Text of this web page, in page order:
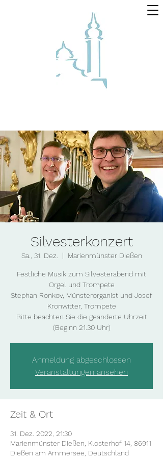
Silvesterkonzert
Sa., 31. Dez.
  |
Marienmünster Dießen
Festliche Musik zum Silvesterabend mit
Orgel und Trompete
Stephan Ronkov, Münsterorganist und Josef
Kronwitter, Trompete
Bitte beachten Sie die geänderte Uhrzeit
(Beginn 21.30 Uhr)
Anmeldung abgeschlossen
Veranstaltungen ansehen
Zeit & Ort
31. Dez. 2022, 21:30
Marienmünster Dießen, Klosterhof 14, 86911
Dießen am Ammersee, Deutschland